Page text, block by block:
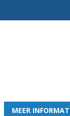
Word nu
en geniet iedere
MEER